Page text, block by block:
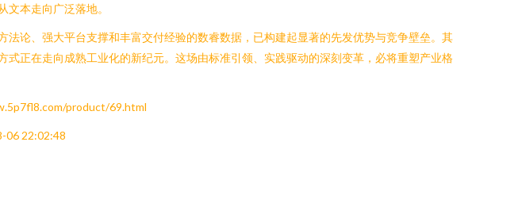
本走向广泛落地。
论、强大平台支撑和丰富交付经验的数睿数据，已构建起显著的先发优势与竞争壁垒。其
正在走向成熟工业化的新纪元。这场由标准引领、实践驱动的深刻变革，必将重塑产业格
product/69.html
06 22:02:48